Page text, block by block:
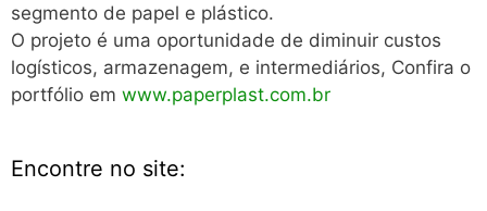
segmento de papel e plástico.
O projeto é uma oportunidade de diminuir custos
logísticos, armazenagem, e intermediários, Confira o
portfólio em www.paperplast.com.br
Encontre no site: